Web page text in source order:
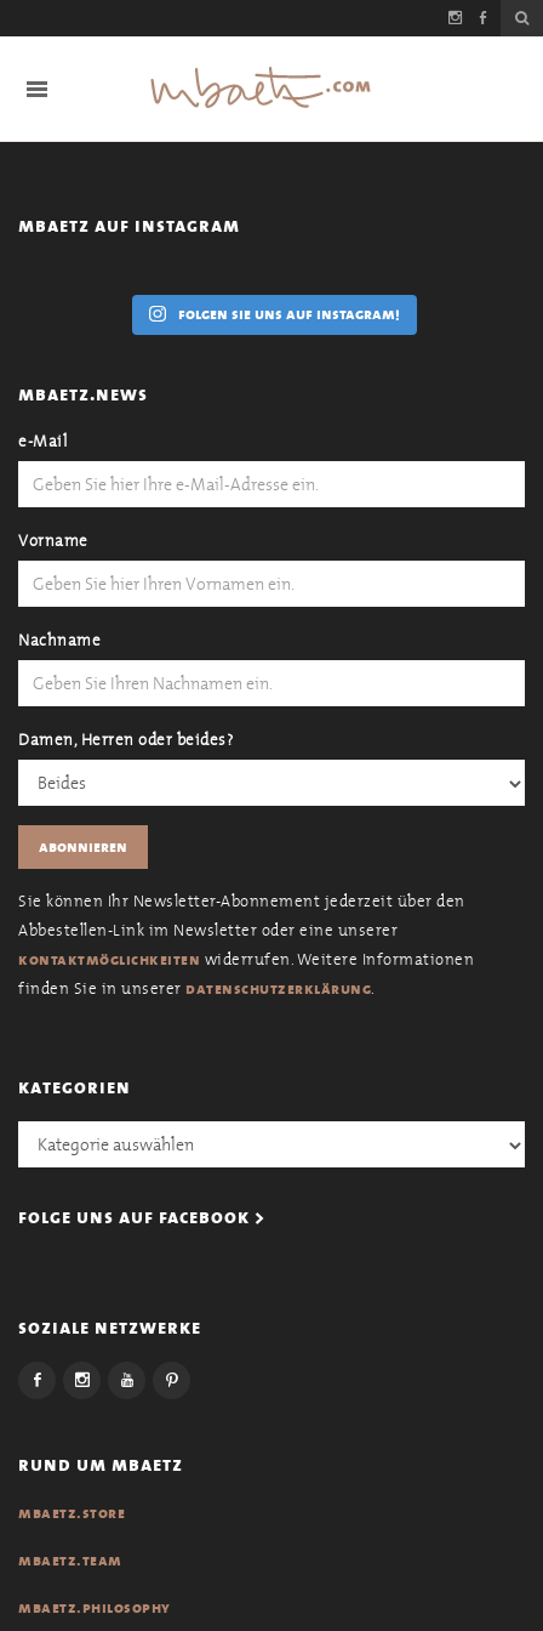
mbaetz auf instagram
folgen sie uns auf instagram!
mbaetz.news
e-Mail
Vorname
Nachname
Damen, Herren oder beides?
Sie können Ihr Newsletter-Abonnement jederzeit über den
Abbestellen-Link im Newsletter oder eine unserer
kontaktmöglichkeiten widerrufen. Weitere Informationen
finden Sie in unserer datenschutzerklärung.
kategorien
Kategorien
folge uns auf facebook >
soziale netzwerke
rund um mbaetz
mbaetz.store
mbaetz.team
mbaetz.philosophy